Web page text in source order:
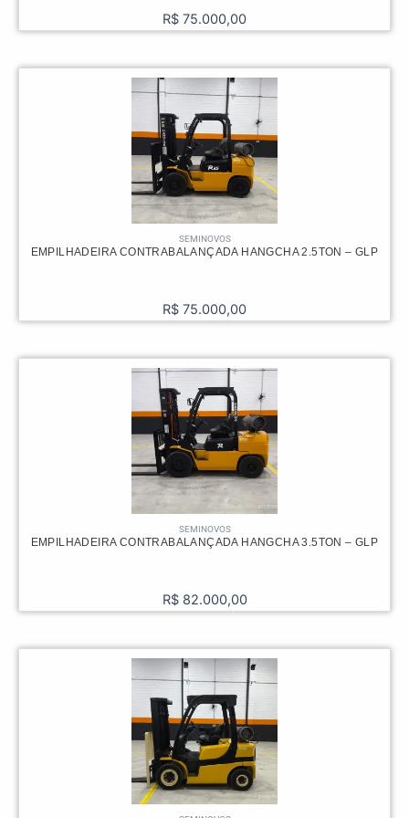
R$ 75.000,00
SEMINOVOS
EMPILHADEIRA CONTRABALANÇADA HANGCHA 2.5TON – GLP
R$ 75.000,00
SEMINOVOS
EMPILHADEIRA CONTRABALANÇADA HANGCHA 3.5TON – GLP
R$82.000,00